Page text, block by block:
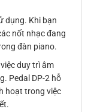
dụng. Khi bạn
nốt nhạc đang
đàn piano.
duy trì âm
Pedal DP-2 hỗ
hoạt trong việc